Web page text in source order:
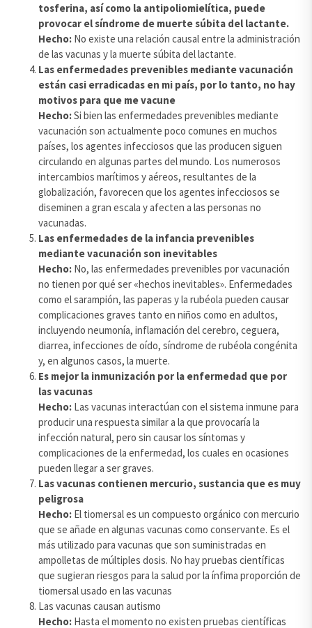
tosferina, así como la antipoliomielítica, puede
provocar el síndrome de muerte súbita del lactante.
Hecho: No existe una relación causal entre la administración
de las vacunas y la muerte súbita del lactante.
Las enfermedades prevenibles mediante vacunación
están casi erradicadas en mi país, por lo tanto, no hay
motivos para que me vacune
Hecho:Si bien las enfermedades prevenibles mediante
vacunación son actualmente poco comunes en muchos
países, los agentes infecciosos que las producen siguen
circulando en algunas partes del mundo. Los numerosos
intercambios marítimos y aéreos, resultantes de la
globalización, favorecen que los agentes infecciosos se
diseminen a gran escala y afecten a las personas no
vacunadas.
Las enfermedades de la infancia prevenibles
mediante vacunación son inevitables
Hecho: No, las enfermedades prevenibles por vacunación
no tienen por qué ser «hechos inevitables». Enfermedades
como el sarampión, las paperas y la rubéola pueden causar
complicaciones graves tanto en niños como en adultos,
incluyendo neumonía, inflamación del cerebro, ceguera,
diarrea, infecciones de oído, síndrome de rubéola congénita
y, en algunos casos, la muerte.
Es mejor la inmunización por la enfermedad que por
las vacunas
Hecho: Las vacunas interactúan con el sistema inmune para
producir una respuesta similar a la que provocaría la
infección natural, pero sin causar los síntomas y
complicaciones de la enfermedad, los cuales en ocasiones
pueden llegar a ser graves.
Las vacunas contienen mercurio, sustancia que es muy
peligrosa
Hecho: El tiomersal es un compuesto orgánico con mercurio
que se añade en algunas vacunas como conservante. Es el
más utilizado para vacunas que son suministradas en
ampolletas de múltiples dosis. No hay pruebas científicas
que sugieran riesgos para la salud por la ínfima proporción de
tiomersal usado en las vacunas
Las vacunas causan autismo
Hecho: Hasta el momento no existen pruebas científicas